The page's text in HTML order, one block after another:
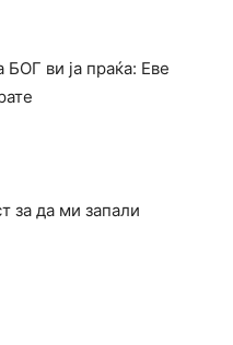
БОГ ви ја праќа: Еве
за да ми запали